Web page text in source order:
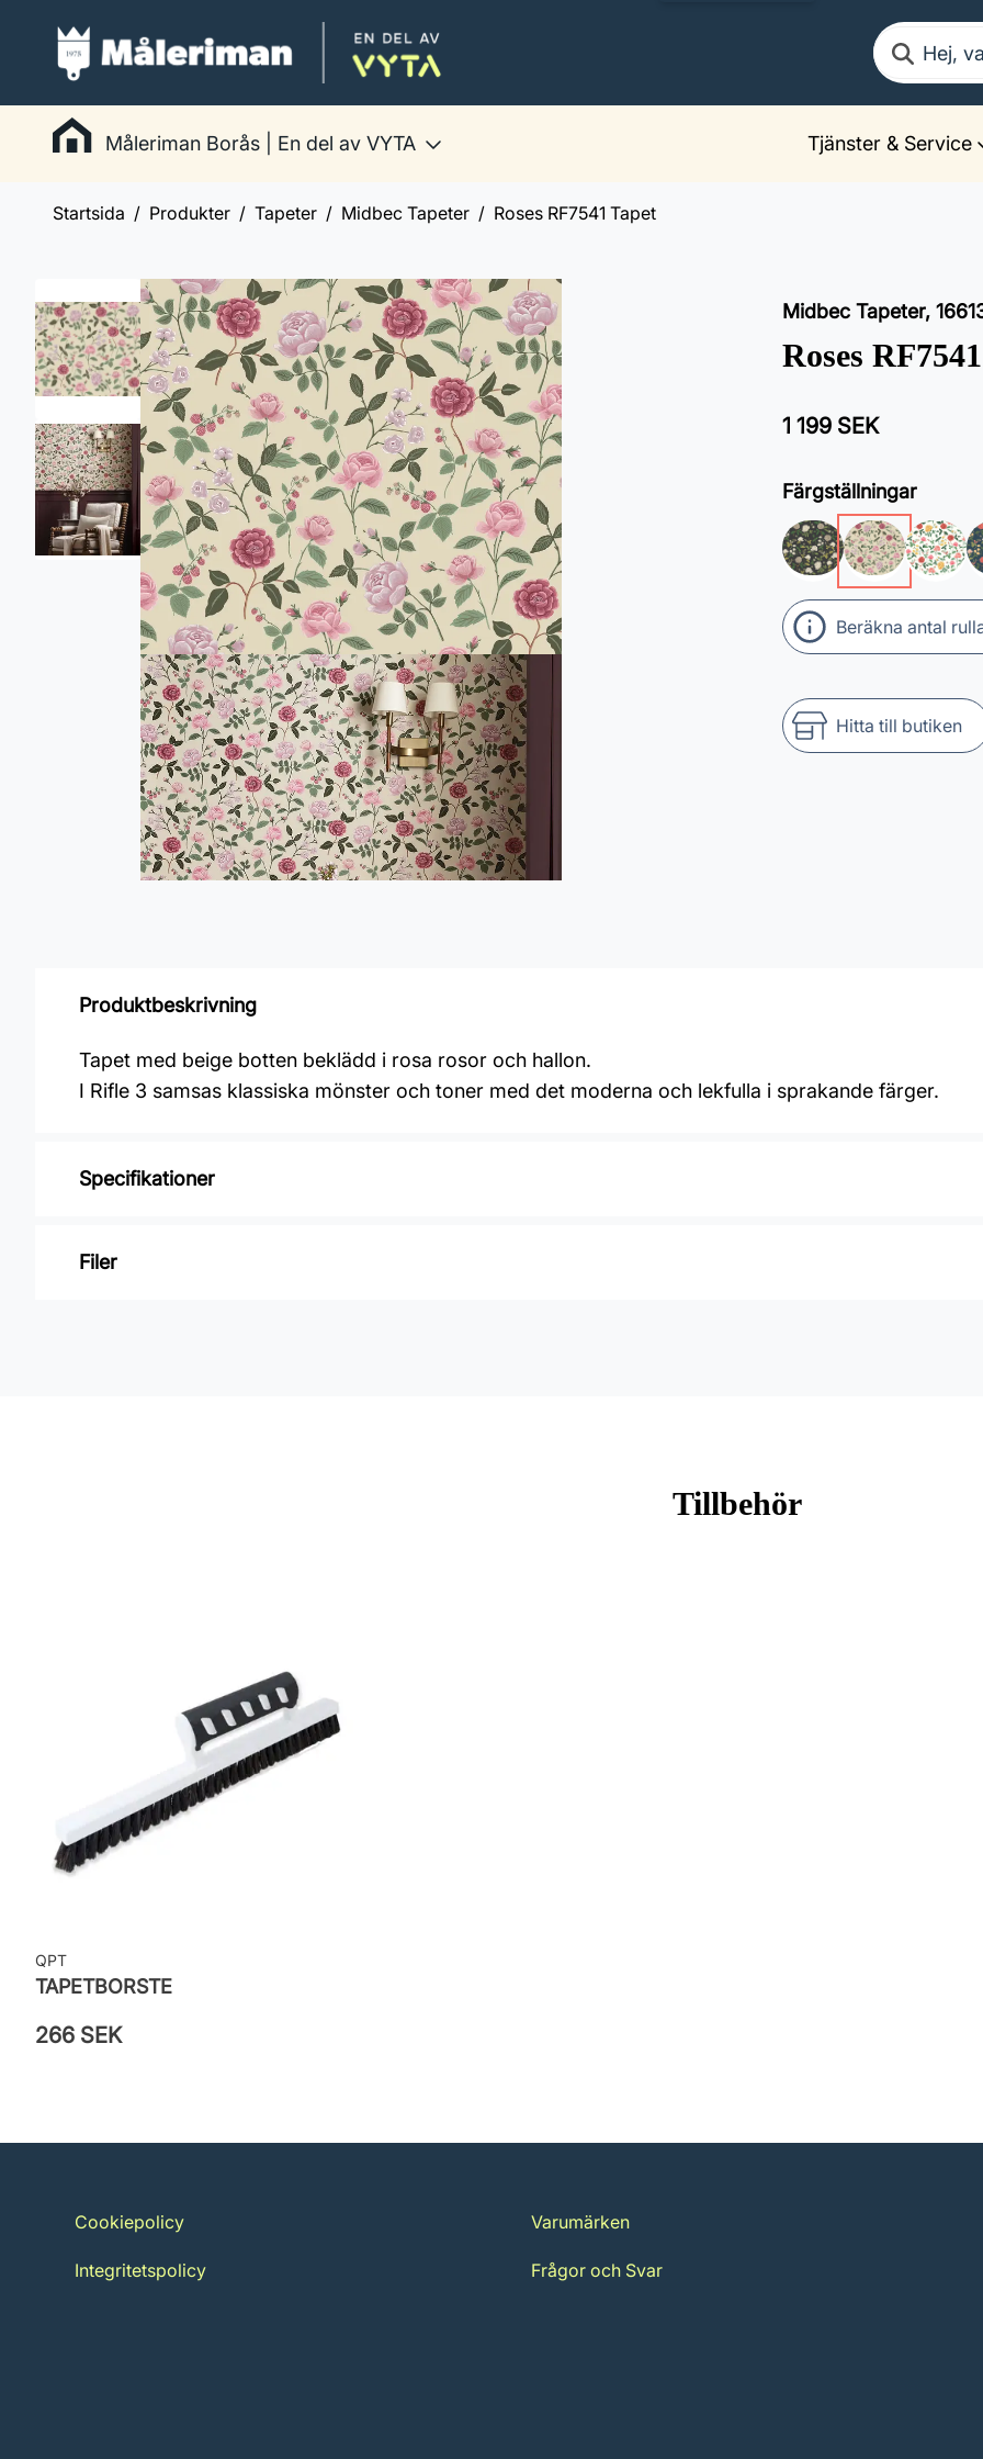
Sök
Måleriman Borås | En del av VYTA Tjänster & Service
Startsida Produkter Tapeter Midbec Tapeter Roses RF7541 Tapet
Midbec Tapeter,
Roses
1 199 SEK
Färgställningar
Beräkna antal
Hitta till butiken
Produktbeskrivning
Tapet med beige botten beklädd i rosa rosor och hallon.
I Rifle 3 samsas klassiska mönster och toner med det moderna och lekfulla i sprakande färger.
Specifikationer
Varumärke: Midbec Tapeter
Filer
Tillbehör
QPT
TAPETBORSTE
266 SEK
Cookiepolicy
Integritetspolicy
Varumärken
Frågor och Svar